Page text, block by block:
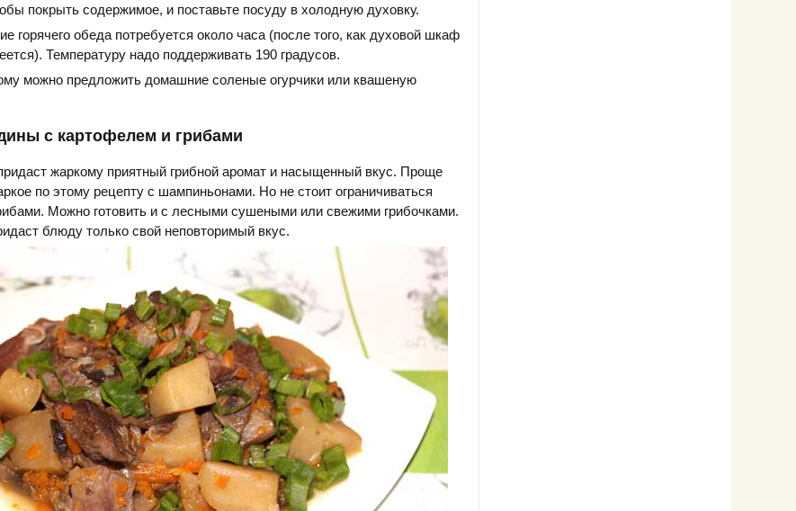
покрыть содержимое, и поставьте посуду в холодную духовку.
горячего обеда потребуется около часа (после того, как духовой шкаф
Температуру надо поддерживать 190 градусов.
можно предложить домашние соленые огурчики или квашеную
с картофелем и грибами
жаркому приятный грибной аромат и насыщенный вкус. Проще
по этому рецепту с шампиньонами. Но не стоит ограничиваться
Можно готовить и с лесными сушеными или свежими грибочками.
блюду только свой неповторимый вкус.